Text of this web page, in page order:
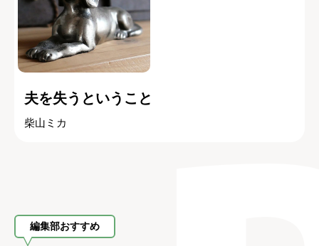
夫を失うということ
柴山ミカ
編集部おすすめ